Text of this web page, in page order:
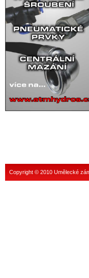
Copyright © 2010 Umělecké